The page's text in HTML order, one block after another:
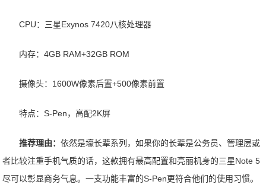
CPU：三星Exynos 7420八核处理器
内存：4GB RAM+32GB ROM
摄像头：1600W像素后置+500像素前置
特点：S-Pen，高配2K屏
推荐理由：依然是壕长辈系列，如果你的长辈是公务员、管理层或
者比较注重手机气质的话，这款拥有最高配置和亮丽机身的三星Note 5
尽可以彰显商务气息。一支功能丰富的S-Pen更符合他们的使用习惯。